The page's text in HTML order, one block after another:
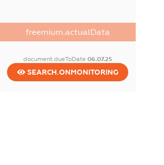
freemium.actualData
document.dueToDate06.07.25
SEARCH.ONMONITORING